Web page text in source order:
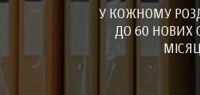
У КОЖНОМУ
ДО 60 НОВИХ